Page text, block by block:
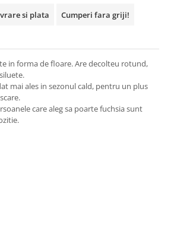
si plata Cumperi fara griji!
in forma de floare. Are decolteu rotund,
mai ales in sezonul cald, pentru un plus
care aleg sa poarte fuchsia sunt